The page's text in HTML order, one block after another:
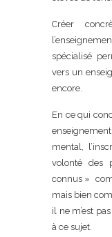
Créer
spécialisé
vers un
encore.
En ce qui
mental,
volonté des
connus »
mais bien
il ne m’est
à ce sujet.